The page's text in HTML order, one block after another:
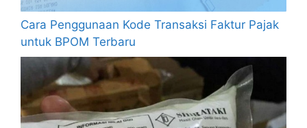
Cara Penggunaan Kode Transaksi Faktur Pajak
untuk BPOM Terbaru